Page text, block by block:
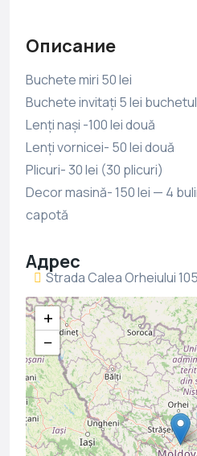
Описание
Buchete miri 50 lei
Buchete invitați 5 lei
Lenți nași -100 lei două
Lenți vornicei- 50 lei două
Plicuri- 30 lei (30 plicuri)
Decor masină- 150 lei — 4
capotă
Адрес
Strada Calea Orheiului
+
−